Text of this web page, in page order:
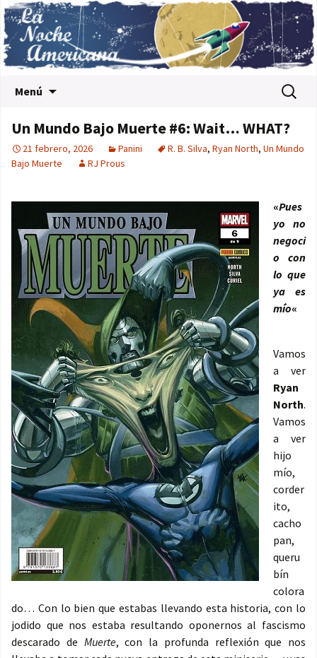
Menú Buscar:
Un Mundo Bajo Muerte #6: Wait… WHAT?
21 febrero, 2026 Panini R. B. Silva, Ryan North, Un Mundo
Bajo Muerte
RJ Prous
«Pues
yo no
negoci
o con
lo que
ya es
mío«
Vamos
a ver
Ryan
North.
Vamos
a ver
hijo
mío,
corder
ito,
cacho
pan,
queru
bín
colora
do… Con lo bien que estabas llevando esta historia, con lo
jodido que nos estaba resultando oponernos al fascismo
descarado de Muerte, con la profunda reflexión que nos